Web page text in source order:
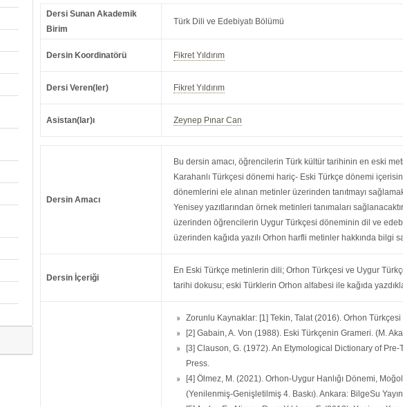
Dersi Sunan Akademik
Birim
Türk Dili ve Edebiyatı Bölümü
Dersin Koordinatörü Fikret Yıldırım
Dersi Veren(ler) Fikret Yıldırım
Asistan(lar)ı Zeynep Pınar Can
Dersin Amacı
Bu dersin amacı, öğrencilerin Türk kültür tarihinin en eski
Karahanlı Türkçesi dönemi hariç- Eski Türkçe dönemi
dönemlerini ele alınan metinler üzerinden tanıtmayı
Yenisey yazıtlarından örnek metinleri tanımaları
üzerinden öğrencilerin Uygur Türkçesi döneminin dil ve
üzerinden kağıda yazılı Orhon harfli metinler hakkında bilgi
Dersin İçeriği
En Eski Türkçe metinlerin dili; Orhon Türkçesi ve Uygur
tarihi dokusu; eski Türklerin Orhon alfabesi ile kağıda
Zorunlu Kaynaklar: [1] Tekin, Talat (2016). Orhon
[2] Gabain, A. Von (1988). Eski Türkçenin Grameri. (M.
[3] Clauson, G. (1972). An Etymological Dictionary of
Press.
[4] Ölmez, M. (2021). Orhon-Uygur Hanlığı Dönemi,
(Yenilenmiş-Genişletilmiş 4. Baskı). Ankara: BilgeSu